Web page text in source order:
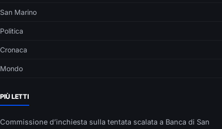
San Marino
Politica
Cronaca
Mondo
PIÙ LETTI
Commissione d’inchiesta sulla tentata scalata a Banca di San